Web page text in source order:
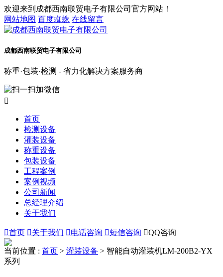
欢迎来到成都西南联贸电子有限公司官方网站！
网站地图 百度蜘蛛 在线留言
成都西南联贸电子有限公司
称重·包装·检测 - 省力化解决方案服务商

首页
检测设备
灌装设备
称重设备
包装设备
工程案例
案例视频
公司新闻
总经理介绍
关于我们
首页 关于我们 电话咨询 短信咨询 QQ咨询
当前位置 : 首页 > 灌装设备 > 智能自动灌装机LM-200B2-YX
系列